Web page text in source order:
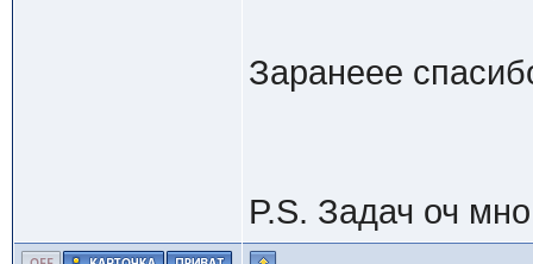
Заранеее
P.S. Задач оч